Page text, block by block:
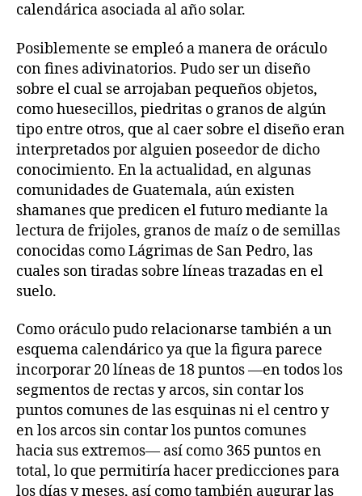
calendárica asociada al año solar.
Posiblemente se empleó a manera de oráculo
con fines adivinatorios. Pudo ser un diseño
sobre el cual se arrojaban pequeños objetos,
como huesecillos, piedritas o granos de algún
tipo entre otros, que al caer sobre el diseño eran
interpretados por alguien poseedor de dicho
conocimiento. En la actualidad, en algunas
comunidades de Guatemala, aún existen
shamanes que predicen el futuro mediante la
lectura de frijoles, granos de maíz o de semillas
conocidas como Lágrimas de San Pedro, las
cuales son tiradas sobre líneas trazadas en el
suelo.
Como oráculo pudo relacionarse también a un
esquema calendárico ya que la figura parece
incorporar 20 líneas de 18 puntos —en todos los
segmentos de rectas y arcos, sin contar los
puntos comunes de las esquinas ni el centro y
en los arcos sin contar los puntos comunes
hacia sus extremos— así como 365 puntos en
total, lo que permitiría hacer predicciones para
los días y meses, así como también augurar las